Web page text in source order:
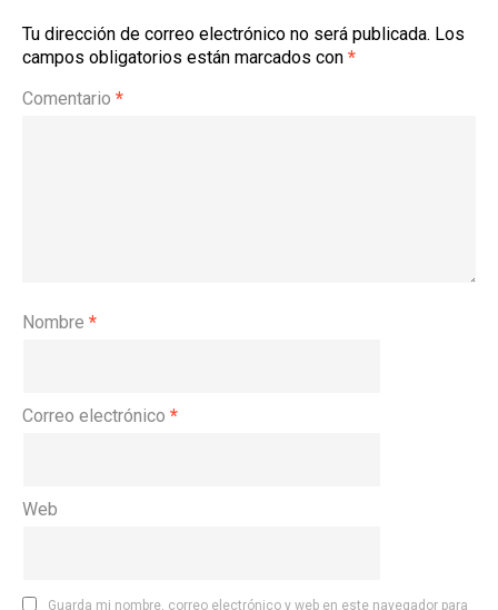
Tu dirección de correo electrónico no será publicada. Los
campos obligatorios están marcados con *
Comentario *
Nombre *
Correo electrónico *
Web
Guarda mi nombre, correo electrónico y web en este navegador para